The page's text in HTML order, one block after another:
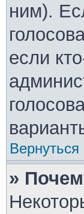
ним).
если
Вернуться
»